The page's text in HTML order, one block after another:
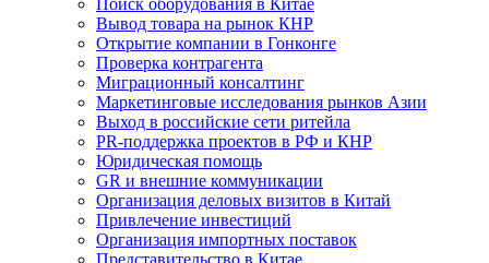
Поиск оборудования в Китае
Вывод товара на рынок КНР
Открытие компании в Гонконге
Проверка контрагента
Миграционный консалтинг
Маркетинговые исследования рынков Азии
Выход в российские сети ритейла
PR-поддержка проектов в РФ и КНР
Юридическая помощь
GR и внешние коммуникации
Организация деловых визитов в Китай
Привлечение инвестиций
Организация импортных поставок
Представительство в Китае